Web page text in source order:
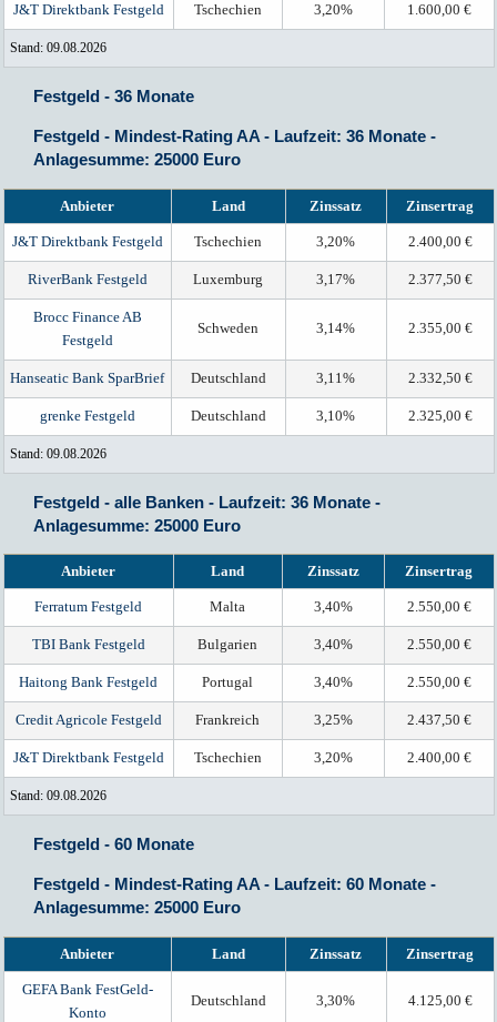
J&T Direktbank Festgeld Tschechien 3,20% 1.600,00 €
Stand: 09.08.2026
Festgeld - 36 Monate
Festgeld - Mindest-Rating AA - Laufzeit: 36 Monate -
Anlagesumme: 25000 Euro
Anbieter Land Zinssatz Zinsertrag
J&T Direktbank Festgeld Tschechien 3,20% 2.400,00 €
RiverBank Festgeld Luxemburg 3,17% 2.377,50 €
Brocc Finance AB
Festgeld
Schweden 3,14% 2.355,00 €
Hanseatic Bank SparBrief Deutschland 3,11% 2.332,50 €
grenke Festgeld Deutschland 3,10% 2.325,00 €
Stand: 09.08.2026
Festgeld - alle Banken - Laufzeit: 36 Monate -
Anlagesumme: 25000 Euro
Anbieter Land Zinssatz Zinsertrag
Ferratum Festgeld Malta 3,40% 2.550,00 €
TBI Bank Festgeld Bulgarien 3,40% 2.550,00 €
Haitong Bank Festgeld Portugal 3,40% 2.550,00 €
Credit Agricole Festgeld Frankreich 3,25% 2.437,50 €
J&T Direktbank Festgeld Tschechien 3,20% 2.400,00 €
Stand: 09.08.2026
Festgeld - 60 Monate
Festgeld - Mindest-Rating AA - Laufzeit: 60 Monate -
Anlagesumme: 25000 Euro
Anbieter Land Zinssatz Zinsertrag
GEFA Bank FestGeld-
Konto
Deutschland 3,30% 4.125,00 €